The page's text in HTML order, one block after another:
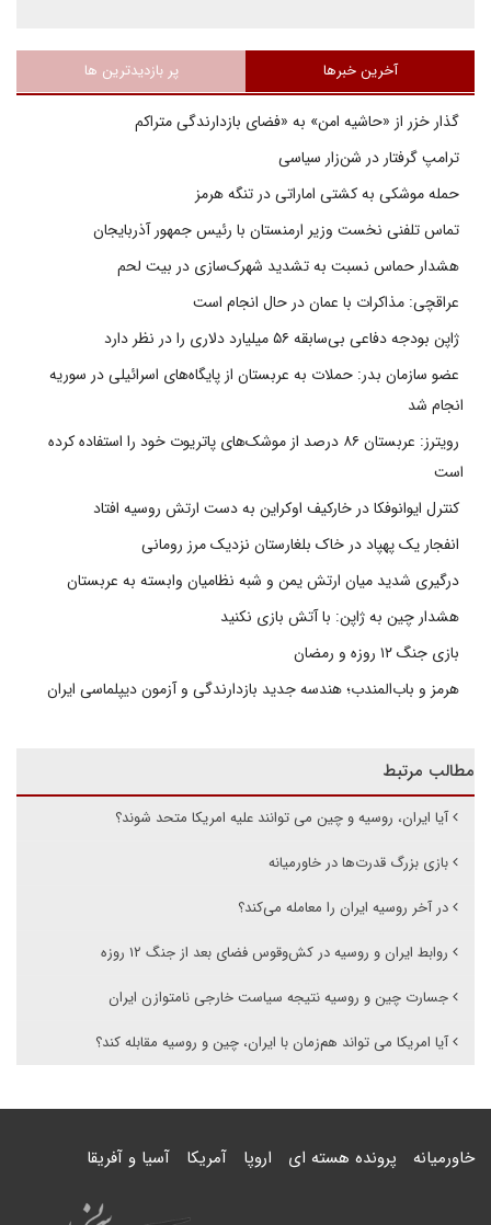
آخرین خبرها پر بازدیدترین ها
گذار خزر از «حاشیه امن» به «فضای بازدارندگی متراکم
ترامپ گرفتار در شن‌زار سیاسی
حمله موشکی به کشتی اماراتی در تنگه هرمز
تماس تلفنی نخست وزیر ارمنستان با رئیس جمهور آذربایجان
هشدار حماس نسبت به تشدید شهرک‌سازی در بیت‌ لحم
عراقچی: مذاکرات با عمان در حال انجام است
ژاپن بودجه دفاعی بی‌سابقه ۵۶ میلیارد دلاری را در نظر دارد
عضو سازمان بدر: حملات به عربستان از پایگاه‌های اسرائیلی در سوریه
انجام شد
رویترز: عربستان ۸۶ درصد از موشک‌های پاتریوت خود را استفاده کرده
است
کنترل ایوانوفکا در خارکیف اوکراین به دست ارتش روسیه افتاد
انفجار یک پهپاد در خاک بلغارستان نزدیک مرز رومانی
درگیری شدید میان ارتش یمن و شبه نظامیان وابسته به عربستان
هشدار چین به ژاپن: با آتش بازی نکنید
بازی جنگ ۱۲ روزه و رمضان
هرمز و باب‌المندب؛ هندسه جدید بازدارندگی و آزمون دیپلماسی ایران
مطالب مرتبط
آیا ایران، روسیه و چین می توانند علیه امریکا متحد شوند؟
بازی بزرگ قدرت‌ها در خاورمیانه
در آخر روسیه ایران را معامله می‌کند؟
روابط ایران و روسیه در کش‌وقوس فضای بعد از جنگ ۱۲ روزه
جسارت چین و روسیه نتیجه سیاست خارجی نامتوازن ایران
آیا امریکا می تواند هم‌زمان با ایران، چین و روسیه مقابله کند؟
خاورمیانه پرونده هسته ای اروپا آمریکا آسیا و آفریقا